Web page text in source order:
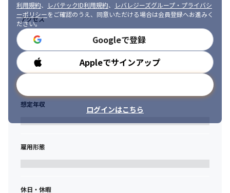
利用規約、 レバテックID利用規約、
レバレジーズグループ・プライバシ
ーポリシーをご確認のうえ、同意いただける場合は会員登録へお進みく
ださい。
Googleで登録
Appleでサインアップ
ログインはこちら
アクセス
勤務時間
想定年収
雇用形態
休日・休暇